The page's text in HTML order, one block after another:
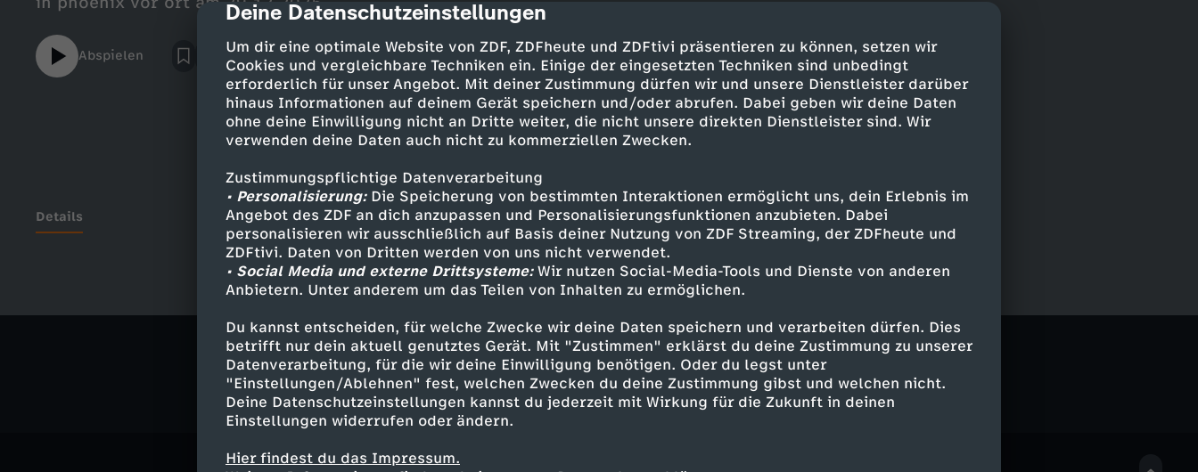
cmp-dialog-description
Deine Datenschutzeinstellungen
Um dir eine optimale Website von ZDF, ZDFheute und ZDFtivi präsentieren zu können, setzen wir
Cookies und vergleichbare Techniken ein. Einige der eingesetzten Techniken sind unbedingt
erforderlich für unser Angebot. Mit deiner Zustimmung dürfen wir und unsere Dienstleister darüber
hinaus Informationen auf deinem Gerät speichern und/oder abrufen. Dabei geben wir deine Daten
ohne deine Einwilligung nicht an Dritte weiter, die nicht unsere direkten Dienstleister sind. Wir
verwenden deine Daten auch nicht zu kommerziellen Zwecken.
Zustimmungspflichtige Datenverarbeitung
• Personalisierung:Die Speicherung von bestimmten Interaktionen ermöglicht uns, dein Erlebnis im
Angebot des ZDF an dich anzupassen und Personalisierungsfunktionen anzubieten. Dabei
personalisieren wir ausschließlich auf Basis deiner Nutzung von ZDF Streaming, der ZDFheute und
ZDFtivi. Daten von Dritten werden von uns nicht verwendet.
• Social Media und externe Drittsysteme:Wir nutzen Social-Media-Tools und Dienste von anderen
Anbietern. Unter anderem um das Teilen von Inhalten zu ermöglichen.
Du kannst entscheiden, für welche Zwecke wir deine Daten speichern und verarbeiten dürfen. Dies
betrifft nur dein aktuell genutztes Gerät. Mit "Zustimmen" erklärst du deine Zustimmung zu unserer
Datenverarbeitung, für die wir deine Einwilligung benötigen. Oder du legst unter
"Einstellungen/Ablehnen" fest, welchen Zwecken du deine Zustimmung gibst und welchen nicht.
Deine Datenschutzeinstellungen kannst du jederzeit mit Wirkung für die Zukunft in deinen
Einstellungen widerrufen oder ändern.
Hier findest du das Impressum.
Abspielen
Details
Ähnliche Inhalte entdecken
Politik Magazin informativ phoenix vor ort